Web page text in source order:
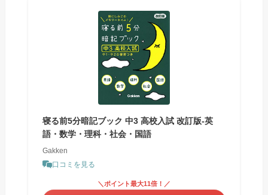
寝る前5分暗記ブック 中3 高校入試 改訂版-英
語・数学・理科・社会・国語
Gakken
口コミを見る
＼ポイント最大11倍！／